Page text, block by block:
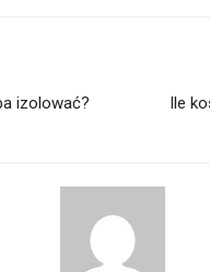
izolować? Ile